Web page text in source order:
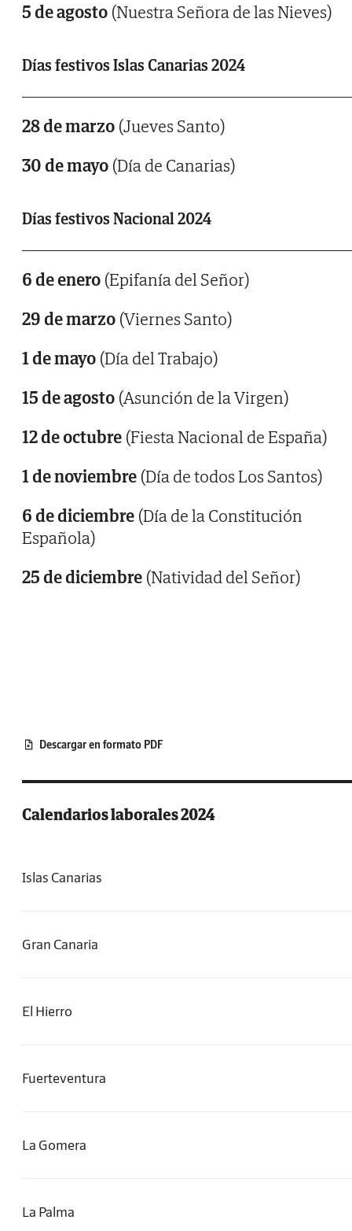
5 de agosto (Nuestra Señora de las Nieves)
Días festivos Islas Canarias 2024
28 de marzo (Jueves Santo)
30 de mayo (Día de Canarias)
Días festivos Nacional 2024
6 de enero (Epifanía del Señor)
29 de marzo (Viernes Santo)
1 de mayo (Día del Trabajo)
15 de agosto (Asunción de la Virgen)
12 de octubre (Fiesta Nacional de España)
1 de noviembre (Día de todos Los Santos)
6 de diciembre (Día de la Constitución
Española)
25 de diciembre (Natividad del Señor)
Descargar en formato PDF
Calendarios laborales 2024
Islas Canarias
Gran Canaria
El Hierro
Fuerteventura
La Gomera
La Palma